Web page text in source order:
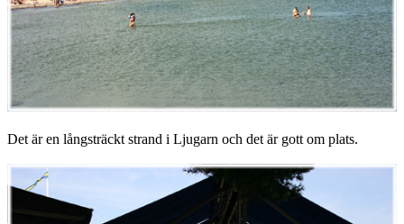
Det är en långsträckt strand i Ljugarn och det är gott om plats.